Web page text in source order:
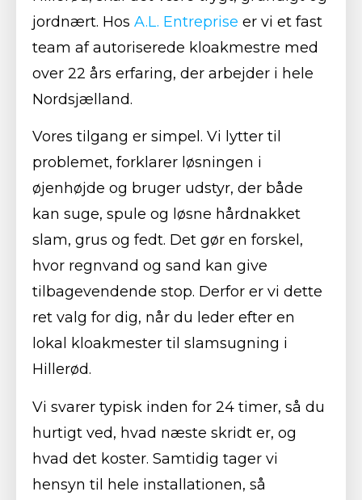
jordnært. Hos A.L. Entreprise er vi et fast
team af autoriserede kloakmestre med
over 22 års erfaring, der arbejder i hele
Nordsjælland.
Vores tilgang er simpel. Vi lytter til
problemet, forklarer løsningen i
øjenhøjde og bruger udstyr, der både
kan suge, spule og løsne hårdnakket
slam, grus og fedt. Det gør en forskel,
hvor regnvand og sand kan give
tilbagevendende stop. Derfor er vi dette
ret valg for dig, når du leder efter en
lokal kloakmester til slamsugning i
Hillerød.
Vi svarer typisk inden for 24 timer, så du
hurtigt ved, hvad næste skridt er, og
hvad det koster. Samtidig tager vi
hensyn til hele installationen, så